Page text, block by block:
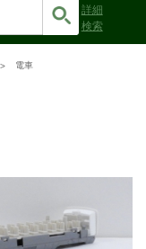
詳細
検索
電車